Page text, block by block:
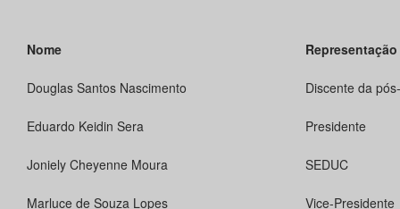
Nome Representação
Douglas Santos Nascimento Discente da
Eduardo Keidin Sera Presidente
Joniely Cheyenne Moura SEDUC
Marluce de Souza Lopes Vice-Presidente